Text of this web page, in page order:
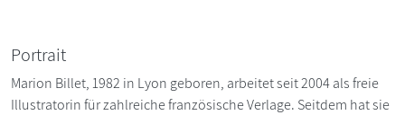
Portrait
Marion Billet, 1982 in Lyon geboren, arbeitet seit 2004 als freie
Illustratorin für zahlreiche französische Verlage. Seitdem hat sie